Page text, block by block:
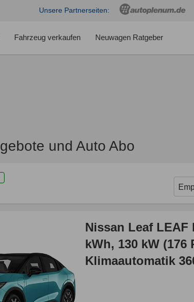
Unsere Partnerseiten:
Fahrzeug verkaufen Neuwagen Ratgeber
und Auto Abo
Nissan Leaf LEAF
kWh, 130 kW (176
Klimaautomatik
View Monitor Top